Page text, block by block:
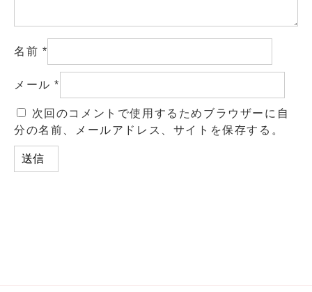
名前 *
メール*
次回のコメントで使用するためブラウザーに自
分の名前、メールアドレス、サイトを保存する。